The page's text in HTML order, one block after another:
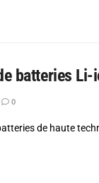
batteries
0
de haute